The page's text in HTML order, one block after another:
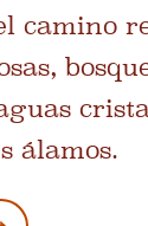
camino
álamos.